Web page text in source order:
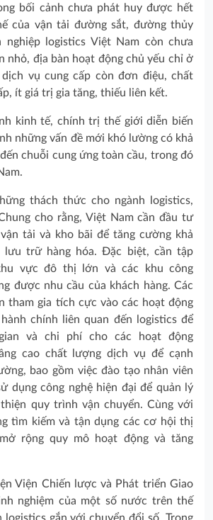
bối cảnh chưa phát huy được hết
của vận tải đường sắt, đường thủy
nghiệp logistics Việt Nam còn chưa
nhỏ, địa bàn hoạt động chủ yếu chỉ ở
vụ cung cấp còn đơn điệu, chất
ít giá trị gia tăng, thiếu liên kết.
kinh tế, chính trị thế giới diễn biến
những vấn đề mới khó lường có khả
chuỗi cung ứng toàn cầu, trong đó
thách thức cho ngành logistics,
cho rằng, Việt Nam cần đầu tư
tải và kho bãi để tăng cường khả
lưu trữ hàng hóa. Đặc biệt, cần tập
vực đô thị lớn và các khu công
được nhu cầu của khách hàng. Các
tham gia tích cực vào các hoạt động
chính liên quan đến logistics để
và chi phí cho các hoạt động
cao chất lượng dịch vụ để cạnh
bao gồm việc đào tạo nhân viên
dụng công nghệ hiện đại để quản lý
quy trình vận chuyển. Cùng với
tìm kiếm và tận dụng các cơ hội thị
rộng quy mô hoạt động và tăng
Viện Chiến lược và Phát triển Giao
nghiệm của một số nước trên thế